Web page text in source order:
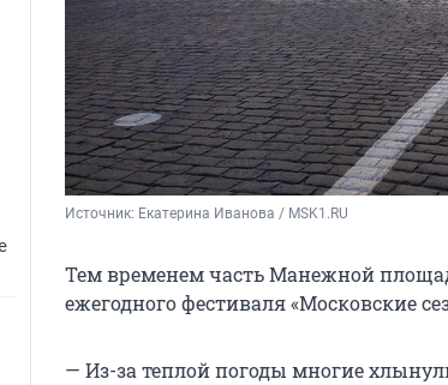
Источник: Екатерина Иванова / MSK1.RU
Тем временем часть Манежной
ежегодного фестиваля «Московские
— Из-за теплой погоды многие